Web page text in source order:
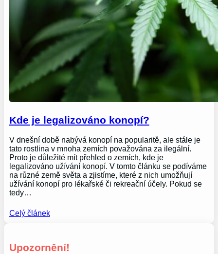
Kde je legalizováno konopí?
V dnešní době nabývá konopí na popularitě, ale stále je
tato rostlina v mnoha zemích považována za ilegální.
Proto je důležité mít přehled o zemích, kde je
legalizováno užívání konopí. V tomto článku se podíváme
na různé země světa a zjistíme, které z nich umožňují
užívání konopí pro lékařské či rekreační účely. Pokud se
tedy…
Celý článek
Upozornění!